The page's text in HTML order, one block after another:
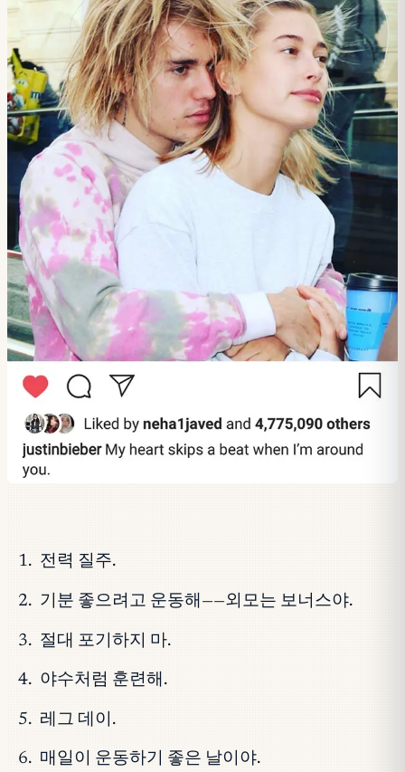
전력 질주.
기분 좋으려고 운동해——외모는 보너스야.
절대 포기하지 마.
야수처럼 훈련해.
레그 데이.
매일이 운동하기 좋은 날이야.